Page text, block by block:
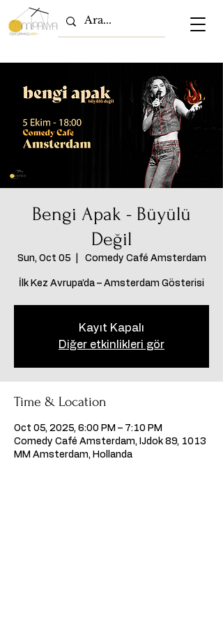
Bengi Apak - Büyülü
Değil
Sun, Oct 05 Comedy Café Amsterdam
İlk Kez Avrupa’da – Amsterdam Gösterisi
Kayıt Kapalı
Diğer etkinlikleri gör
Time & Location
Oct 05, 2025, 6:00 PM – 7:10 PM
Comedy Café Amsterdam, IJdok 89, 1013
MM Amsterdam, Hollanda